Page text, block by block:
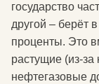
государство
другой – берёт
проценты. Это
растущие (из-за
нефтегазовые